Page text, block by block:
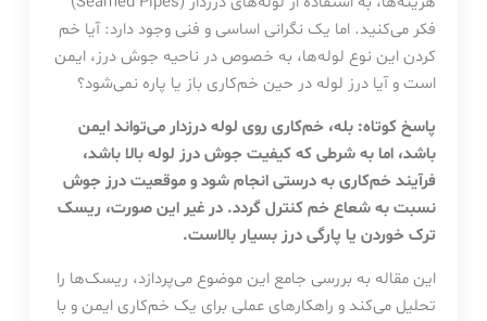
فکر می‌کنید. اما یک نگرانی اساسی و فنی وجود دارد: آیا خم
کردن این نوع لوله‌ها، به خصوص در ناحیه جوش درز، ایمن
است و آیا درز لوله در حین خم‌کاری باز یا پاره نمی‌شود؟
پاسخ کوتاه: بله، خم‌کاری روی لوله درزدار می‌تواند ایمن
باشد، اما به شرطی که کیفیت جوش درز لوله بالا باشد،
فرآیند خم‌کاری به درستی انجام شود و موقعیت درز جوش
نسبت به شعاع خم کنترل گردد. در غیر این صورت، ریسک
ترک خوردن یا پارگی درز بسیار بالاست.
این مقاله به بررسی جامع این موضوع می‌پردازد، ریسک‌ها را
تحلیل می‌کند و راهکارهای عملی برای یک خم‌کاری ایمن و با